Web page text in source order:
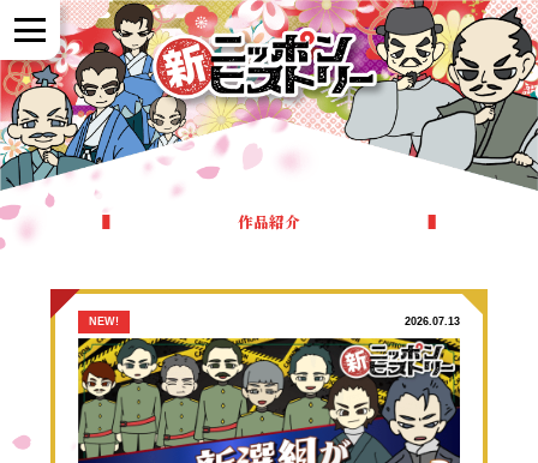
NEWS
作品紹介
全国展開について
作品紹介
NEW! 2026.07.13